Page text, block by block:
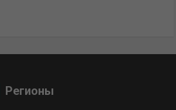
Регионы